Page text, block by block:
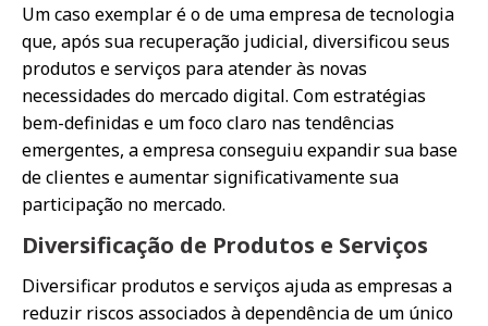
Um caso exemplar é o de uma empresa de tecnologia
que, após sua recuperação judicial, diversificou seus
produtos e serviços para atender às novas
necessidades do mercado digital. Com estratégias
bem-definidas e um foco claro nas tendências
emergentes, a empresa conseguiu expandir sua base
de clientes e aumentar significativamente sua
participação no mercado.
Diversificação de Produtos e Serviços
Diversificar produtos e serviços ajuda as empresas a
reduzir riscos associados à dependência de um único